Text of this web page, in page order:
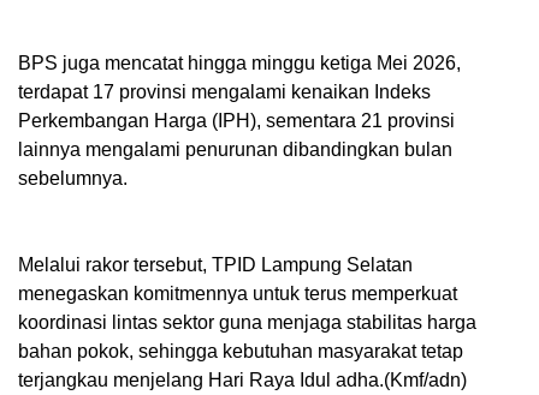
BPS juga mencatat hingga minggu ketiga Mei 2026,
terdapat 17 provinsi mengalami kenaikan Indeks
Perkembangan Harga (IPH), sementara 21 provinsi
lainnya mengalami penurunan dibandingkan bulan
sebelumnya.
Melalui rakor tersebut, TPID Lampung Selatan
menegaskan komitmennya untuk terus memperkuat
koordinasi lintas sektor guna menjaga stabilitas harga
bahan pokok, sehingga kebutuhan masyarakat tetap
terjangkau menjelang Hari Raya Idul adha.(Kmf/adn)